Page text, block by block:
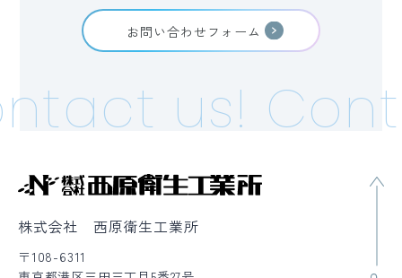
お問い合わせフォーム
us!
株式会社 西原衛生工業所
〒108-6311